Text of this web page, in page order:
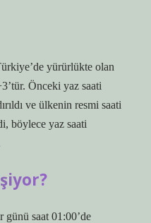
yürürlükte olan
Önceki yaz saati
ve ülkenin resmi saati
böylece yaz saati
günü saat 01:00’de